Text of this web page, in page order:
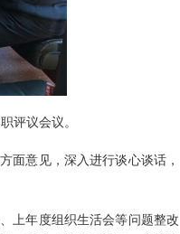
评议会议。
面意见，深入进行谈心谈话，
上年度组织生活会等问题整改